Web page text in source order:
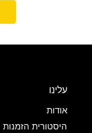
עלינו
אודות
היסטורית הזמנות